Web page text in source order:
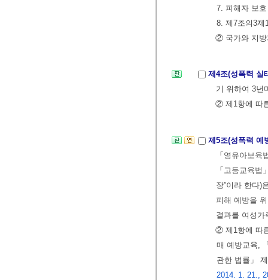
7. 피해자 보
8. 제7조의3제
② 국가와 지방
제4조(성폭력 실
기 위하여 3년
② 제1항에 따
제5조(성폭력 예
「영유아보
「고등교육
장”이라 한다)
피해 예방을
결과를 여성
② 제1항에 따
매 예방교육,
관한 법률」
2014. 1. 21.,